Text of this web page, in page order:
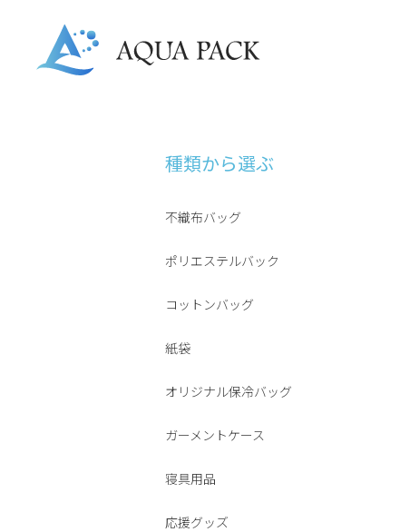
種類から選ぶ
不織布バッグ
ポリエステルバック
コットンバッグ
紙袋
オリジナル保冷バッグ
ガーメントケース
寝具用品
応援グッズ